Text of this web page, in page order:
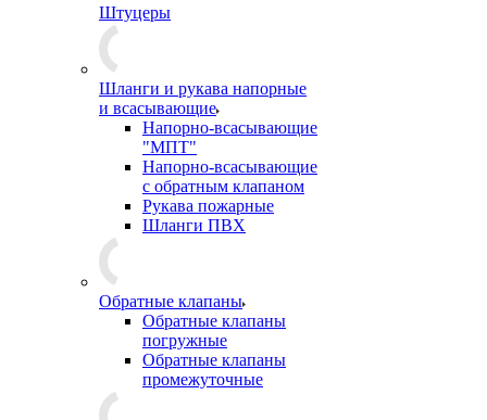
Штуцеры
Шланги и рукава напорные
и всасывающие
Напорно-всасывающие
"МПТ"
Напорно-всасывающие
с обратным клапаном
Рукава пожарные
Шланги ПВХ
Обратные клапаны
Обратные клапаны
погружные
Обратные клапаны
промежуточные